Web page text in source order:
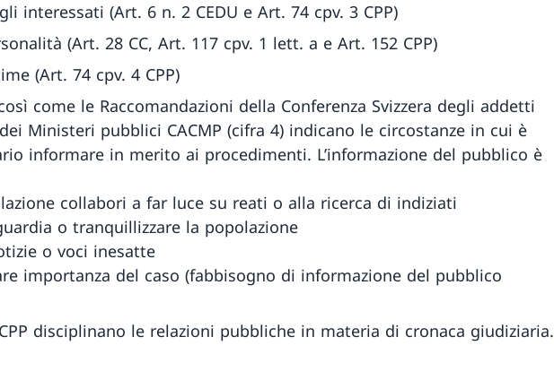
interessati (Art. 6 n. 2 CEDU e Art. 74 cpv. 3 CPP)
(Art. 28 CC, Art. 117 cpv. 1 lett. a e Art. 152 CPP)
(Art. 74 cpv. 4 CPP)
così come le Raccomandazioni della Conferenza Svizzera degli addetti
Ministeri pubblici CACMP (cifra 4) indicano le circostanze in cui è
informare in merito ai procedimenti. L’informazione del pubblico è
collabori a far luce su reati o alla ricerca di indiziati
o tranquillizzare la popolazione
o voci inesatte
importanza del caso (fabbisogno di informazione del pubblico
disciplinano le relazioni pubbliche in materia di cronaca giudiziaria.